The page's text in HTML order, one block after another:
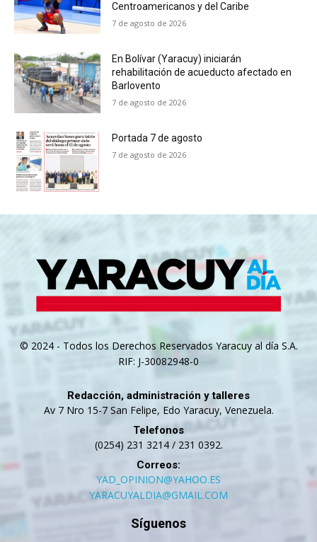
Centroamericanos y del Caribe
7 de agosto de 2026
En Bolívar (Yaracuy) iniciarán
rehabilitación de acueducto afectado en
Barlovento
7 de agosto de 2026
Portada 7 de agosto
7 de agosto de 2026
© 2024 - Todos los Derechos Reservados Yaracuy al día S.A.
RIF: J-30082948-0
Redacción, administración y talleres
Av 7 Nro 15-7 San Felipe, Edo Yaracuy, Venezuela.
Telefonos
(0254) 231 3214 / 231 0392.
Correos:
YAD_OPINION@YAHOO.ES
YARACUYALDIA@GMAIL.COM
Síguenos